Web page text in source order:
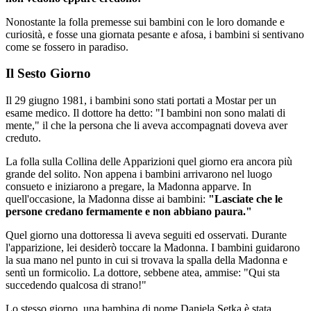
Nonostante la folla premesse sui bambini con le loro domande e
curiosità, e fosse una giornata pesante e afosa, i bambini si sentivano
come se fossero in paradiso.
Il Sesto Giorno
Il 29 giugno 1981, i bambini sono stati portati a Mostar per un
esame medico. Il dottore ha detto: "I bambini non sono malati di
mente," il che la persona che li aveva accompagnati doveva aver
creduto.
La folla sulla Collina delle Apparizioni quel giorno era ancora più
grande del solito. Non appena i bambini arrivarono nel luogo
consueto e iniziarono a pregare, la Madonna apparve. In
quell'occasione, la Madonna disse ai bambini: "Lasciate che le
persone credano fermamente e non abbiano paura."
Quel giorno una dottoressa li aveva seguiti ed osservati. Durante
l'apparizione, lei desiderò toccare la Madonna. I bambini guidarono
la sua mano nel punto in cui si trovava la spalla della Madonna e
sentì un formicolio. La dottore, sebbene atea, ammise: "Qui sta
succedendo qualcosa di strano!"
Lo stesso giorno, una bambina di nome Daniela Setka è stata